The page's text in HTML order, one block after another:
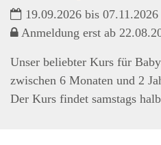
19.09.2026 bis 07.11.2026
Anmeldung erst ab
Unser beliebter Kurs für
zwischen 6 Monaten und 2
Der Kurs findet samstags